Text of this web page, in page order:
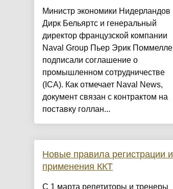
Министр экономики Нидерландов
Дирк Бельяртс и генеральный
директор французской компании
Naval Group Пьер Эрик Поммелле
подписали соглашение о
промышленном сотрудничестве
(ICA). Как отмечает Naval News,
документ связан с контрактом на
поставку голлан...
Новые правила регистрации и
применения ККТ
С 1 марта репетиторы и тренеры